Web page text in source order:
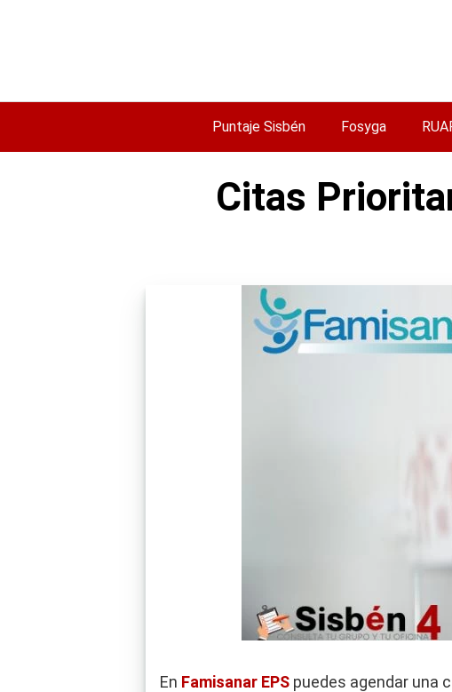
Puntaje Sisbén Fosyga
Citas
En Famisanar EPS puedes agendar una